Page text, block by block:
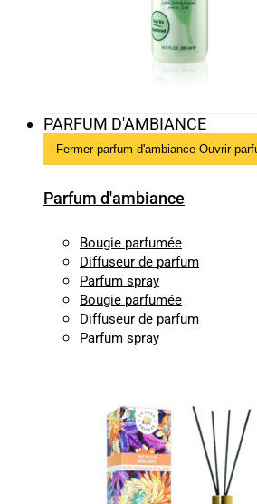
PARFUM D'AMBIANCE
Fermer parfum d'ambiance Ouvrir
Parfum d'ambiance
Bougie parfumée
Diffuseur de parfum
Parfum spray
Bougie parfumée
Diffuseur de parfum
Parfum spray